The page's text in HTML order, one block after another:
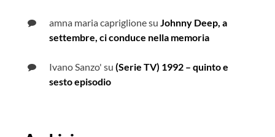
amna maria capriglionesu Johnny Deep, a
settembre, ci conduce nella memoria
Ivano Sanzo' su (Serie TV) 1992 – quinto e
sesto episodio